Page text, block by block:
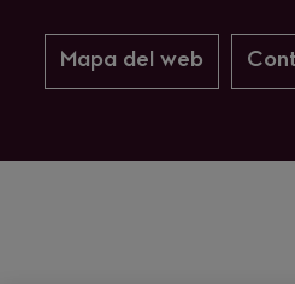
Mapa del web